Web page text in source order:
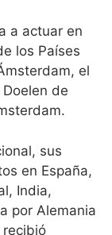
a actuar en
los Países
el
de
sus
en España,
India,
por Alemania
recibió